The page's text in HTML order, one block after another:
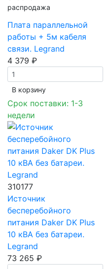
распродажа
Плата параллельной
работы + 5м кабеля
связи. Legrand
4 379 ₽
В корзинy
Срок поставки: 1-3
недели
310177
Источник
бесперебойного
питания Daker DK Plus
10 кВА без батареи.
Legrand
73 265 ₽